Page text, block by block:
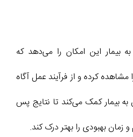
بیمار این امکان را می‌دهد که
کرده و از فرآیند عمل آگاه
بیمار کمک می‌کند تا نتایج پس
زمان بهبودی را بهتر درک کند.